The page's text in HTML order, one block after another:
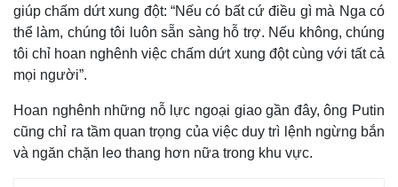
Quan sát
Cuộc sống đó đây
Hồ sơ
Video
Ảnh
E-Magazine
Infographic
giúp chấm dứt xung đột: “Nếu có bất cứ điều gì mà Nga có
thể làm, chúng tôi luôn sẵn sàng hỗ trợ. Nếu không, chúng
tôi chỉ hoan nghênh việc chấm dứt xung đột cùng với tất cả
mọi người”.
Hoan nghênh những nỗ lực ngoại giao gần đây, ông Putin
cũng chỉ ra tầm quan trọng của việc duy trì lệnh ngừng bắn
và ngăn chặn leo thang hơn nữa trong khu vực.